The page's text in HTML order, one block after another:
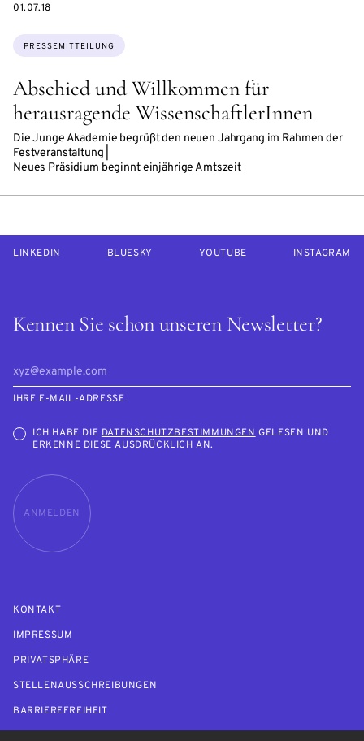
Abschied und Willkommen für
herausragende WissenschaftlerInnen
Die Junge Akademie begrüßt den neuen Jahrgang im Rahmen der
Festveranstaltung |
Neues Präsidium beginnt einjährige Amtszeit
Themen:
PRESSEMITTEILUNG
DATE
01.07.18
Kennen Sie schon unseren Newsletter?
IHRE E-MAIL-ADRESSE
ICH HABE DIEDATENSCHUTZBESTIMMUNGENGELESEN UND
ERKENNE DIESE AUSDRÜCKLICH AN.
ANMELDEN
LINKEDIN BLUESKY YOUTUBE INSTAGRAM
KONTAKT
IMPRESSUM
PRIVATSPHÄRE
STELLENAUSSCHREIBUNGEN
BARRIEREFREIHEIT